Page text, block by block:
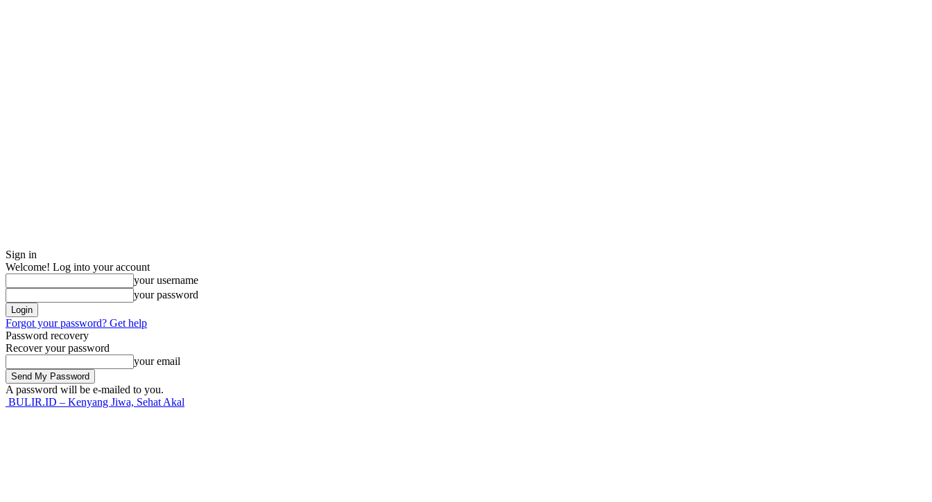
Sign in
Welcome! Log into your account
your username
your password
Forgot your password? Get help
Password recovery
Recover your password
your email
A password will be e-mailed to you.
BULIR.ID – Kenyang Jiwa, Sehat Akal